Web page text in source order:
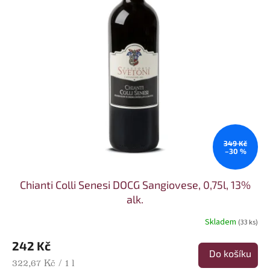
349 Kč
–30 %
Chianti Colli Senesi DOCG Sangiovese, 0,75l, 13%
alk.
Skladem (33 ks)
242 Kč
Měrná cena:
322,67 Kč / 1 l
Do košíku